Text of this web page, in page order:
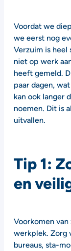
Voordat we
we eerst nog
Verzuim is heel
niet op werk
heeft gemeld.
paar dagen,
kan ook langer
noemen. Dit is
uitvallen.
Tip 1:
en
Voorkomen
werkplek. Zorg
bureaus, sta-